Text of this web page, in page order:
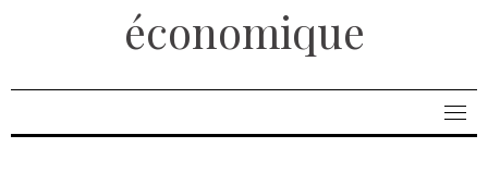
économique